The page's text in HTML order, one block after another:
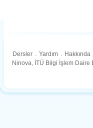
Dersler . Yardım . Hakkında
Ninova, İTÜ Bilgi İşlem Daire